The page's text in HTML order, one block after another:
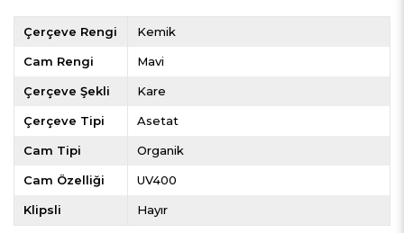
Çerçeve Rengi Kemik
Cam Rengi Mavi
Çerçeve Şekli Kare
Çerçeve Tipi Asetat
Cam Tipi Organik
Cam Özelliği UV400
Klipsli Hayır